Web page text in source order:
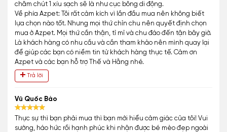
chăm chút 1 xíu sạch sẽ là như cục bông di động.
Về phía Azpet: Tôi rất cảm kích vì lần đầu mua nên không biết
lựa chọn nào tốt. Nhưng mọi thứ chỉn chu nên quyết định chọn
mua ở Azpet. Mọi thứ cần thận, tỉ mỉ và chu đáo đến tận bây giờ.
Là khách hàng có nhu cầu và cần tham khảo nên mình quay lại
để giúp các bạn có niềm tin từ khách hàng thực tế. Cảm ơn
Azpet và các bạn hỗ trợ Thế và Hằng nhé.
Trả lời
Vũ Quốc Bảo
Thực sự thì bạn phải mua thì bạn mới hiểu cảm giác của tôi! Vui
sướng, háo hức rồi hạnh phúc khi nhận được bé mèo đẹp ngoài